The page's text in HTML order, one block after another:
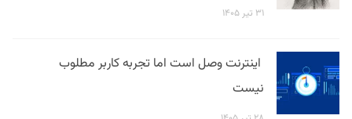
۳۱ تیر ۱۴۰۵
اینترنت وصل است اما تجربه کاربر مطلوب
نیست